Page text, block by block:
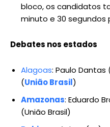
bloco, os candidatos
minuto e 30 segundos
Debates nos estados
Alagoas: Paulo Dantas
(União Brasil)
Amazonas: Eduardo
(União Brasil)